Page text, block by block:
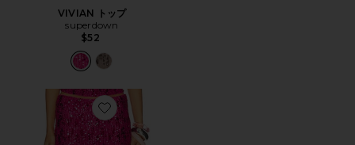
VIVIAN トップ
superdown
$52
Favorite VIVIAN スカート